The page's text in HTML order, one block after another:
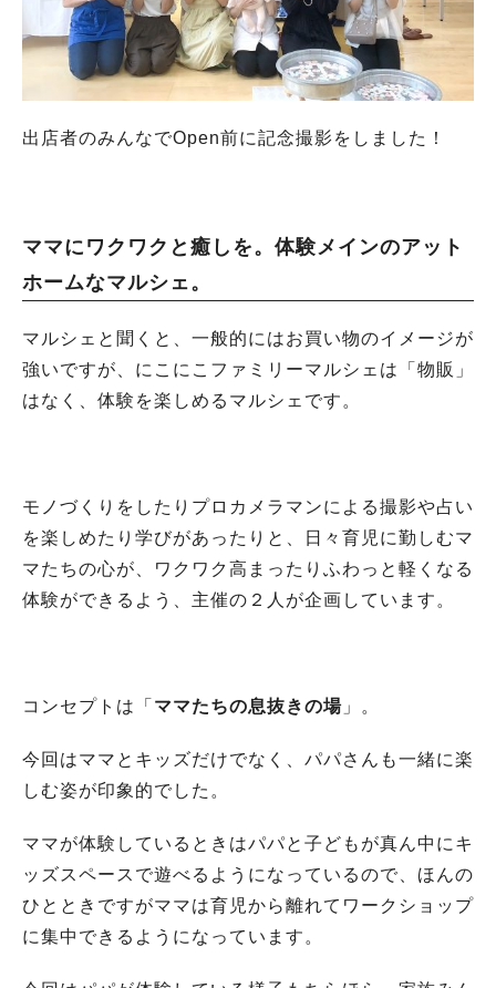
出店者のみんなでOpen前に記念撮影をしました！
ママにワクワクと癒しを。 体験メインのアット
ホームなマルシェ。
マルシェと聞くと、一般的にはお買い物のイメージが
強いですが、にこにこファミリーマルシェは「物販」
はなく、体験を楽しめるマルシェです。
モノづくりをしたりプロカメラマンによる撮影や占い
を楽しめたり学びがあったりと、日々育児に勤しむマ
マたちの心が、ワクワク高まったりふわっと軽くなる
体験ができるよう、主催の２人が企画しています。
コンセプトは「 ママたちの息抜きの場 」。
今回はママとキッズだけでなく、パパさんも一緒に楽
しむ姿が印象的でした。
ママが体験しているときはパパと子どもが真ん中にキ
ッズスペースで遊べるようになっているので、ほんの
ひとときですがママは育児から離れてワークショップ
に集中できるようになっています。